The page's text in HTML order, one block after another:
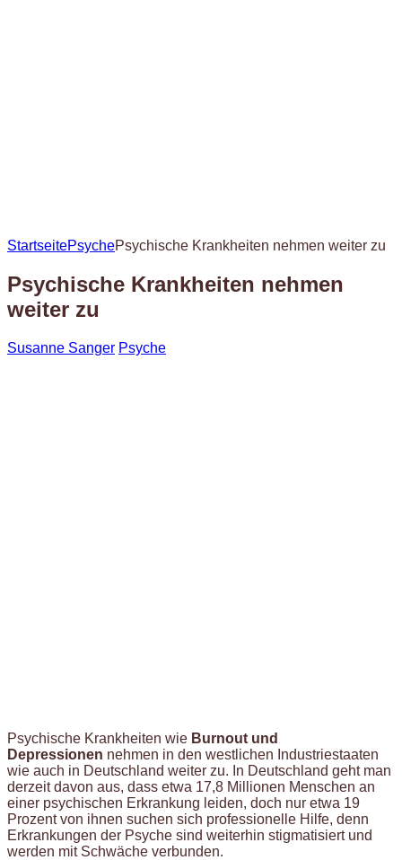
StartseitePsychePsychische Krankheiten nehmen weiter zu
Psychische Krankheiten nehmen
weiter zu
Susanne Sanger Psyche
Psychische Krankheiten wie Burnout und
Depressionen nehmen in den westlichen Industriestaaten
wie auch in Deutschland weiter zu. In Deutschland geht man
derzeit davon aus, dass etwa 17,8 Millionen Menschen an
einer psychischen Erkrankung leiden, doch nur etwa 19
Prozent von ihnen suchen sich professionelle Hilfe, denn
Erkrankungen der Psyche sind weiterhin stigmatisiert und
werden mit Schwäche verbunden.